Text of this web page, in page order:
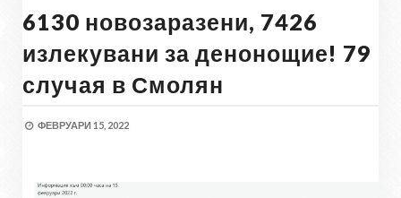
6130 новозаразени, 7426
излекувани за денонощие! 79
случая в Смолян
ФЕВРУАРИ 15, 2022